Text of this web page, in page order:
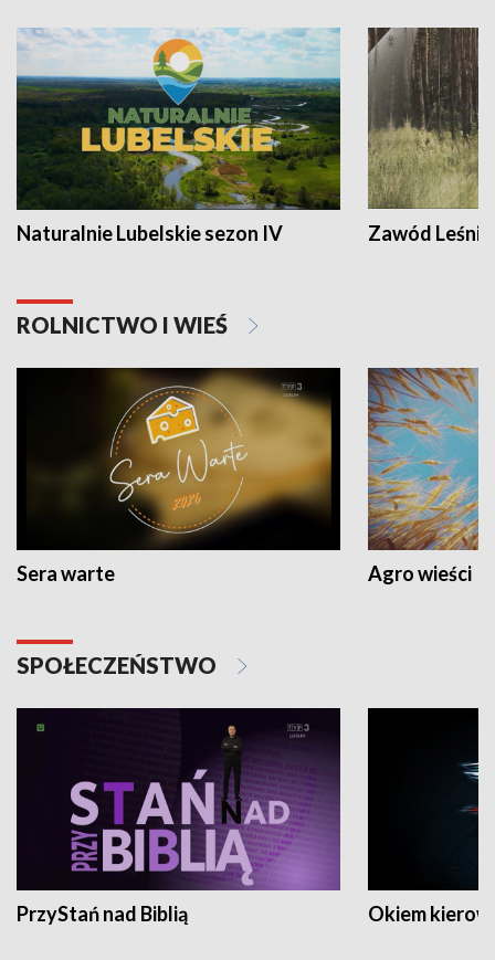
Naturalnie Lubelskie sezon IV Zawód Leśnik
ROLNICTWO I WIEŚ
Sera warte Agro wieści
SPOŁECZEŃSTWO
PrzyStań nad Biblią Okiem